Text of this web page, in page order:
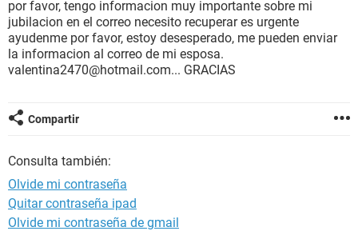
por favor, tengo informacion muy importante sobre mi
jubilacion en el correo necesito recuperar es urgente
ayudenme por favor, estoy desesperado, me pueden enviar
la informacion al correo de mi esposa.
valentina2470@hotmail.com... GRACIAS
Compartir
Consulta también:
Olvide mi contraseña
Quitar contraseña ipad
Olvide mi contraseña de gmail